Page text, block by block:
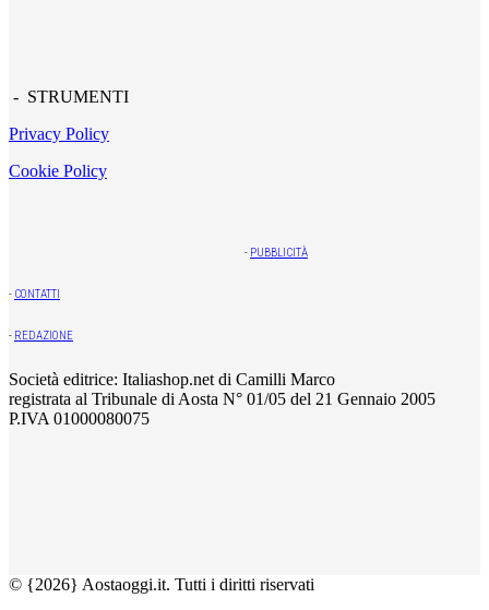
- STRUMENTI
Privacy Policy
Cookie Policy
- PUBBLICITÀ
- CONTATTI
- REDAZIONE
Società editrice: Italiashop.net di Camilli Marco
registrata al Tribunale di Aosta N° 01/05 del 21 Gennaio 2005
P.IVA 01000080075
© {2026} Aostaoggi.it. Tutti i diritti riservati